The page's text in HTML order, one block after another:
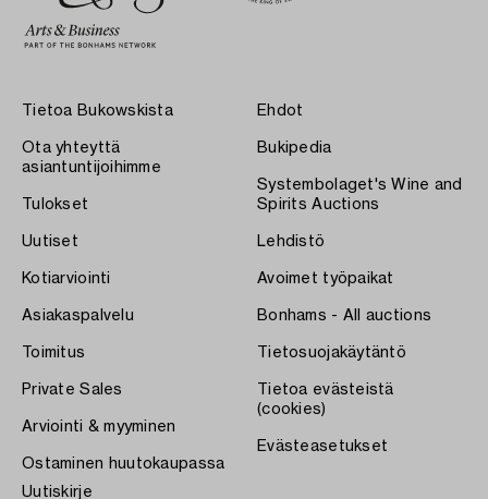
Tietoa Bukowskista
Ota yhteyttä
asiantuntijoihimme
Tulokset
Uutiset
Kotiarviointi
Asiakaspalvelu
Toimitus
Private Sales
Arviointi & myyminen
Ostaminen huutokaupassa
Ehdot
Bukipedia
Systembolaget's Wine and
Spirits Auctions
Lehdistö
Avoimet työpaikat
Bonhams - All auctions
Tietosuojakäytäntö
Tietoa evästeistä
(cookies)
Evästeasetukset
Uutiskirje